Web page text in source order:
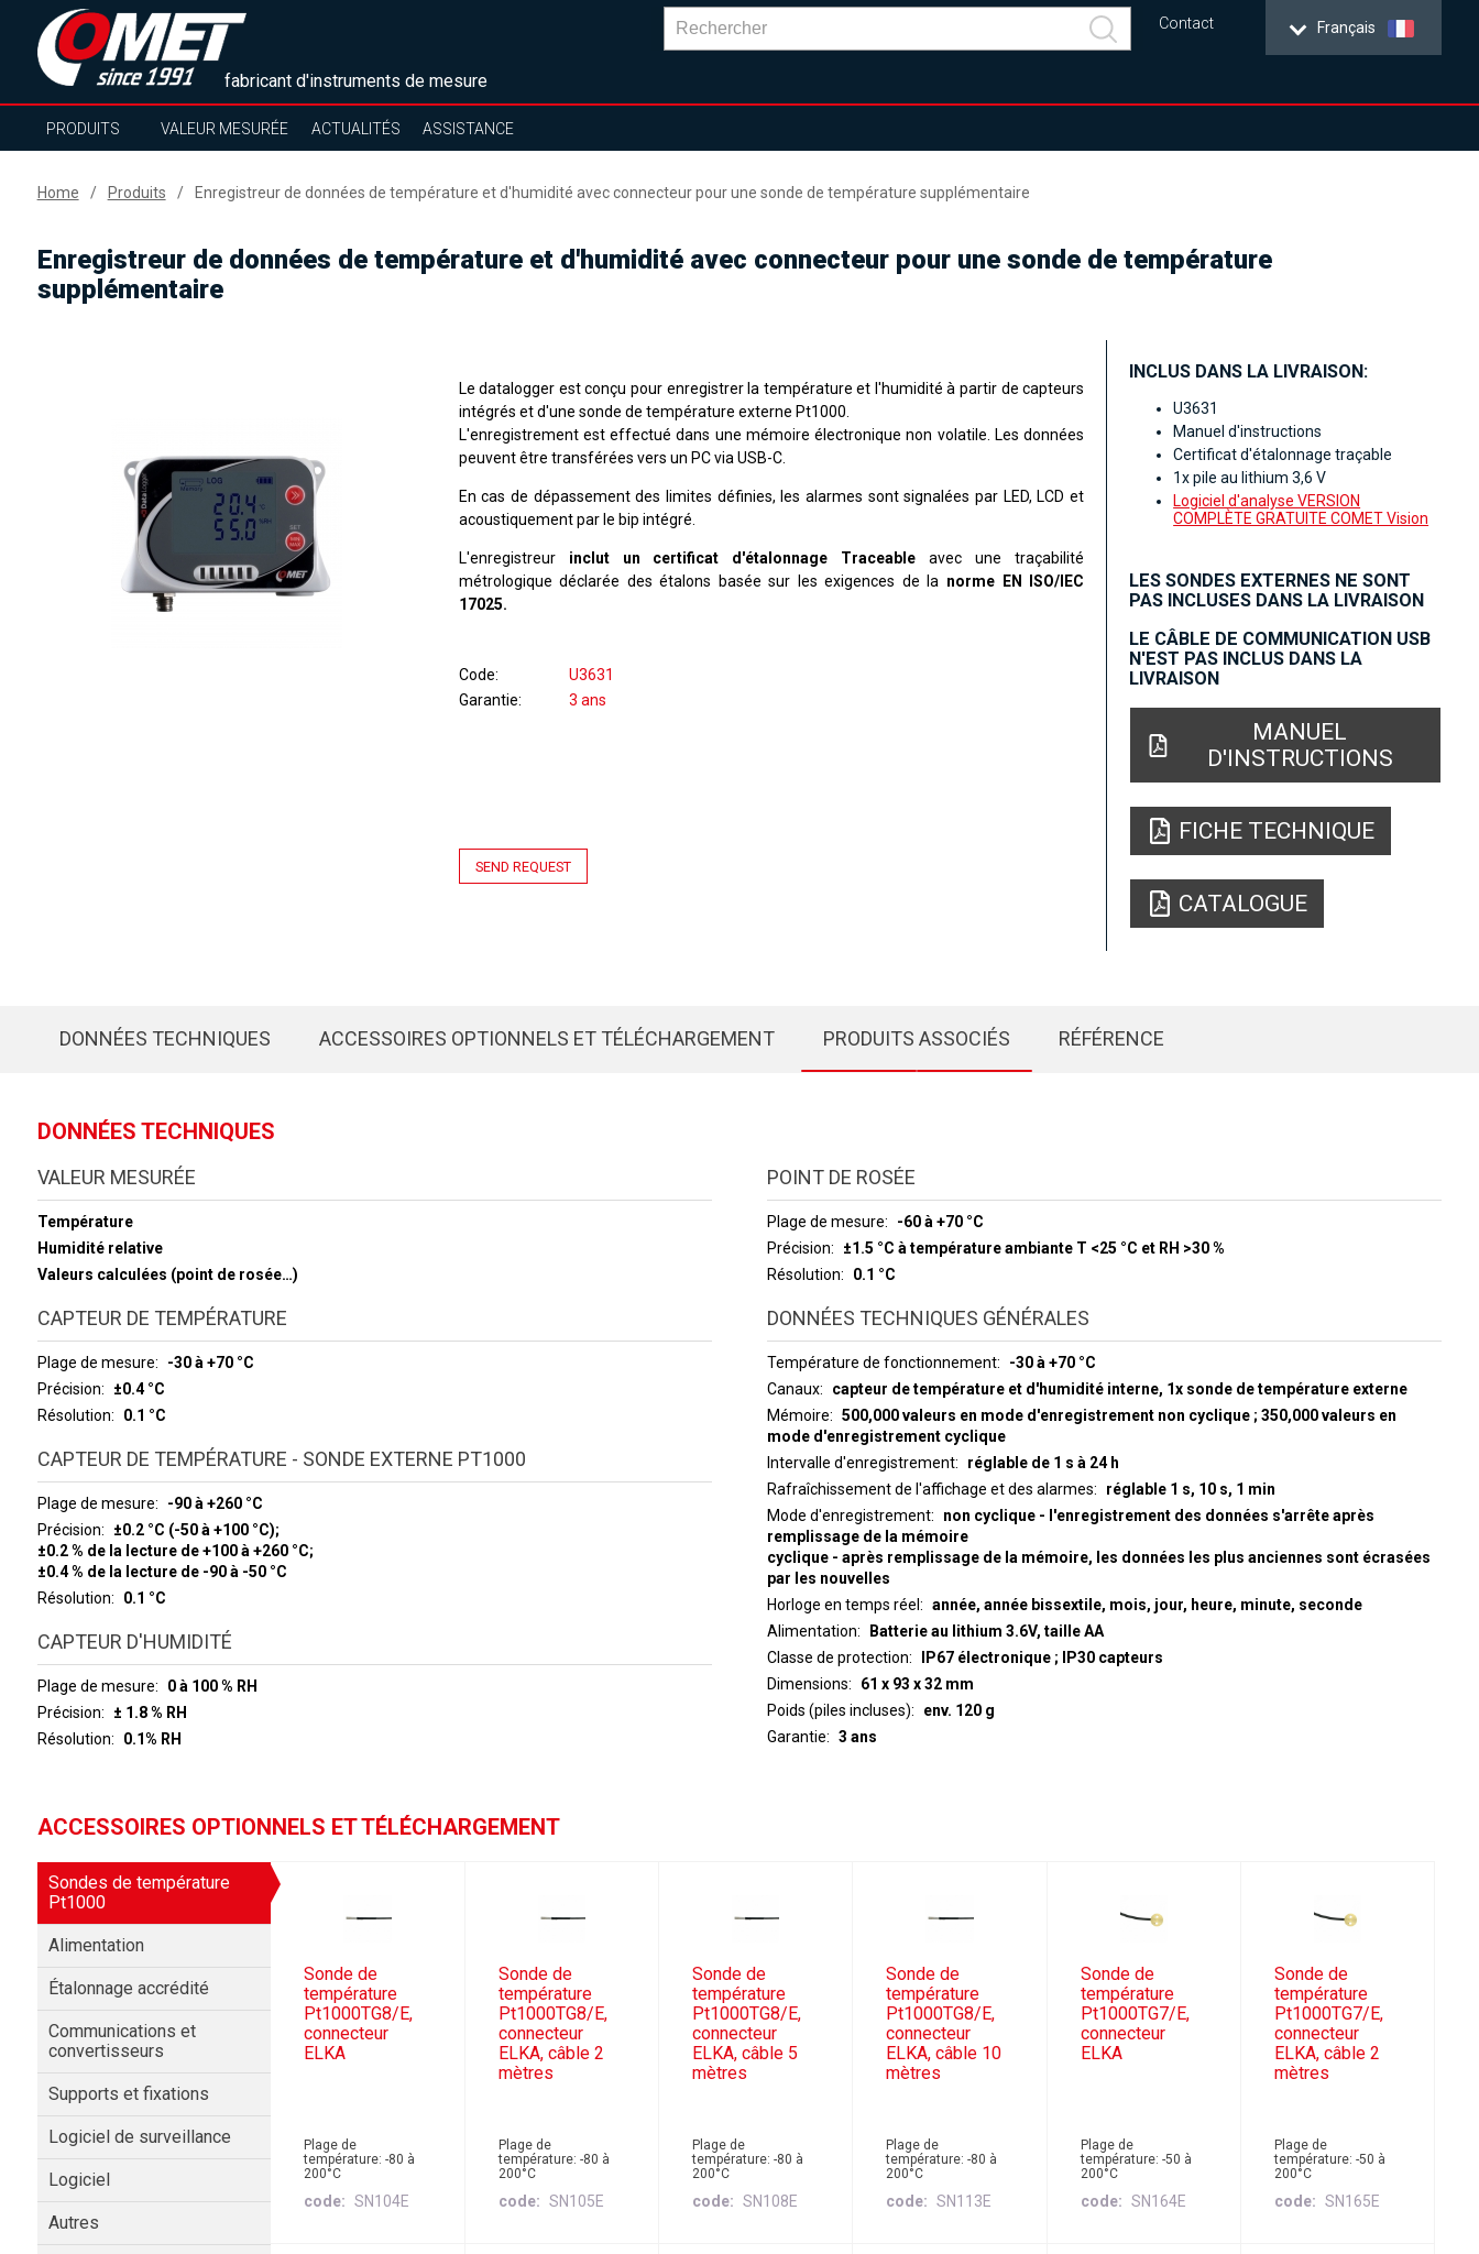
fabricant d'instruments de mesure
Français
Contact
PRODUITS VALEUR MESURÉE ACTUALITÉS ASSISTANCE
Home Produits Enregistreur de données de température et d'humidité avec connecteur pour une sonde de température supplémentaire
Enregistreur de données de température et d'humidité avec connecteur pour une sonde de température
supplémentaire
Le datalogger est conçu pour enregistrer la température et l'humidité à partir de capteurs
intégrés et d'une sonde de température externe Pt1000.
L'enregistrement est effectué dans une mémoire électronique non volatile. Les données
peuvent être transférées vers un PC via USB-C.
En cas de dépassement des limites définies, les alarmes sont signalées par LED, LCD et
acoustiquement par le bip intégré.
L'enregistreur inclut un certificat d'étalonnage Traceable avec une traçabilité
métrologique déclarée des étalons basée sur les exigences de la norme EN ISO/IEC
17025.
Code
U3631
Garantie
3 ans
SEND REQUEST
INCLUS DANS LA LIVRAISON:
U3631
Manuel d'instructions
Certificat d'étalonnage traçable
1x pile au lithium 3,6 V
Logiciel d'analyse VERSION
COMPLÈTE GRATUITE COMET Vision
LES SONDES EXTERNES NE SONT
PAS INCLUSES DANS LA LIVRAISON
LE CÂBLE DE COMMUNICATION USB
N'EST PAS INCLUS DANS LA
LIVRAISON
MANUEL
D'INSTRUCTIONS
FICHE TECHNIQUE
CATALOGUE
DONNÉES TECHNIQUES ACCESSOIRES OPTIONNELS ET TÉLÉCHARGEMENT PRODUITS ASSOCIÉS RÉFÉRENCE
DONNÉES TECHNIQUES
VALEUR MESURÉE
Température
Humidité relative
Valeurs calculées (point de rosée…)
CAPTEUR DE TEMPÉRATURE
Plage de mesure
-30 à +70 °C
Précision
±0.4 °C
Résolution
0.1 °C
CAPTEUR DE TEMPÉRATURE - SONDE EXTERNE PT1000
Plage de mesure
-90 à +260 °C
Précision
±0.2 °C (-50 à +100 °C);
±0.2 % de la lecture de +100 à +260 °C;
±0.4 % de la lecture de -90 à -50 °C
Résolution
0.1 °C
CAPTEUR D'HUMIDITÉ
Plage de mesure
0 à 100 % RH
Précision
± 1.8 % RH
Résolution
0.1% RH
POINT DE ROSÉE
Plage de mesure
-60 à +70 °C
Précision
±1.5 °C à température ambiante T <25 °C et RH >30 %
Résolution
0.1 °C
DONNÉES TECHNIQUES GÉNÉRALES
Température de fonctionnement
-30 à +70 °C
Canaux
capteur de température et d'humidité interne, 1x sonde de température externe
Mémoire
500,000 valeurs en mode d'enregistrement non cyclique ; 350,000 valeurs en
mode d'enregistrement cyclique
Intervalle d'enregistrement
réglable de 1 s à 24 h
Rafraîchissement de l'affichage et des alarmes
réglable 1 s, 10 s, 1 min
Mode d'enregistrement
non cyclique - l'enregistrement des données s'arrête après
remplissage de la mémoire
cyclique - après remplissage de la mémoire, les données les plus anciennes sont écrasées
par les nouvelles
Horloge en temps réel
année, année bissextile, mois, jour, heure, minute, seconde
Alimentation
Batterie au lithium 3.6V, taille AA
Classe de protection
IP67 électronique ; IP30 capteurs
Dimensions
61 x 93 x 32 mm
Poids (piles incluses)
env. 120 g
Garantie
3 ans
ACCESSOIRES OPTIONNELS ET TÉLÉCHARGEMENT
Sondes de température
Pt1000
Alimentation
Étalonnage accrédité
Communications et
convertisseurs
Supports et fixations
Logiciel de surveillance
Logiciel
Autres
Sonde de
température
Pt1000TG8/E,
connecteur
ELKA
Plage de
température: -80 à
200°C
code SN104E
Sonde de
température
Pt1000TG8/E,
connecteur
ELKA, câble 2
mètres
Plage de
température: -80 à
200°C
code SN105E
Sonde de
température
Pt1000TG8/E,
connecteur
ELKA, câble 5
mètres
Plage de
température: -80 à
200°C
code SN108E
Sonde de
température
Pt1000TG8/E,
connecteur
ELKA, câble 10
mètres
Plage de
température: -80 à
200°C
code SN113E
Sonde de
température
Pt1000TG7/E,
connecteur
ELKA
Plage de
température: -50 à
200°C
code SN164E
Sonde de
température
Pt1000TG7/E,
connecteur
ELKA, câble 2
mètres
Plage de
température: -50 à
200°C
code SN165E